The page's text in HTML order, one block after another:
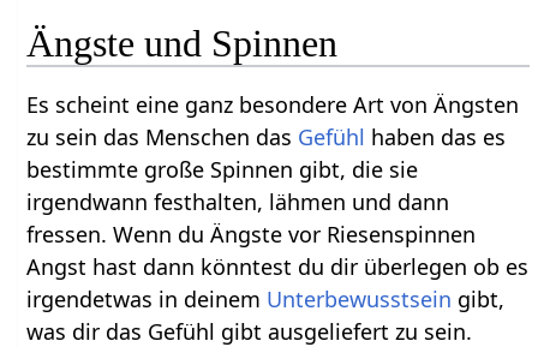
Ängste und Spinnen
Es scheint eine ganz besondere Art von Ängsten
zu sein das Menschen das Gefühl haben das es
bestimmte große Spinnen gibt, die sie
irgendwann festhalten, lähmen und dann
fressen. Wenn du Ängste vor Riesenspinnen
Angst hast dann könntest du dir überlegen ob es
irgendetwas in deinem Unterbewusstsein gibt,
was dir das Gefühl gibt ausgeliefert zu sein.